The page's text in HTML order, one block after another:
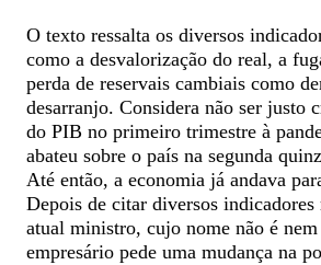
O texto ressalta os diversos
como a desvalorização do real, a
perda de reservais cambiais como
desarranjo. Considera não ser justo
do PIB no primeiro trimestre à
abateu sobre o país na segunda
Até então, a economia já andava
Depois de citar diversos
atual ministro, cujo nome não é
empresário pede uma mudança na